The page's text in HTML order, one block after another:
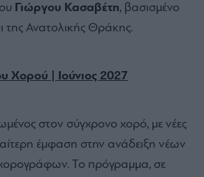
Γιώργου Κασαβέτη, βασισμένο
της Ανατολικής Θράκης.
Χορού | Ιούνιος 2027
στον σύγχρονο χορό, με νέες
έμφαση στην ανάδειξη νέων
Το πρόγραμμα, σε